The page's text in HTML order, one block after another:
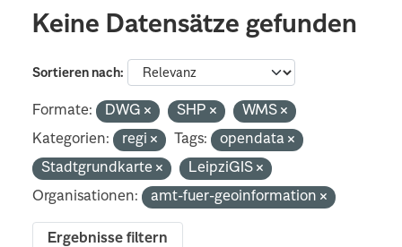
Keine Datensätze gefunden
Sortieren nach
Formate: DWG SHP
WMS
Kategorien:
regi Tags:
opendata
Stadtgrundkarte
LeipziGIS
Organisationen:
amt-fuer-geoinformation
Ergebnisse filtern